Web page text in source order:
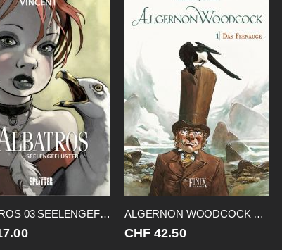
ALBATROS 03 SEELENGEFLUESTER ALGERNON WOODCOCK 01 GA HC FEENAUGE
CHF 42.50